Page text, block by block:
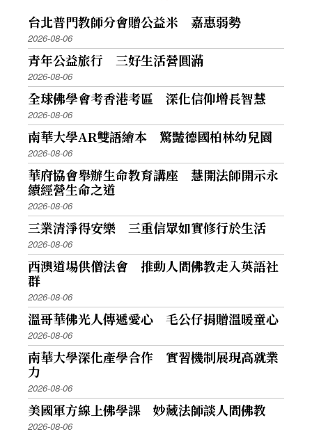
台北普門教師分會贈公益米 嘉惠弱勢
2026-08-06
青年公益旅行 三好生活營圓滿
2026-08-06
全球佛學會考香港考區 深化信仰增長智慧
2026-08-06
南華大學AR雙語繪本 驚豔德國柏林幼兒園
2026-08-06
華府協會舉辦生命教育講座 慧開法師開示永
續經營生命之道
2026-08-06
三業清淨得安樂 三重信眾如實修行於生活
2026-08-06
西澳道場供僧法會 推動人間佛教走入英語社
群
2026-08-06
溫哥華佛光人傳遞愛心 毛公仔捐贈溫暖童心
2026-08-06
南華大學深化產學合作 實習機制展現高就業
力
2026-08-06
美國軍方線上佛學課 妙藏法師談人間佛教
2026-08-06